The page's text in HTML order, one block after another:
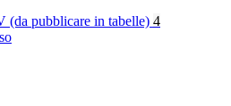
(da pubblicare in tabelle) 4